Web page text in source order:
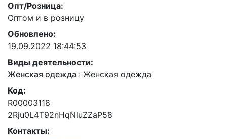
Опт/Розница:
Оптом и в розницу
Обновлено:
19.09.2022 18:44:53
Виды деятельности:
Женская одежда : Женская одежда
Код:
R00003118
2Rju0L4T92nHqNluZZaP58
Контакты: